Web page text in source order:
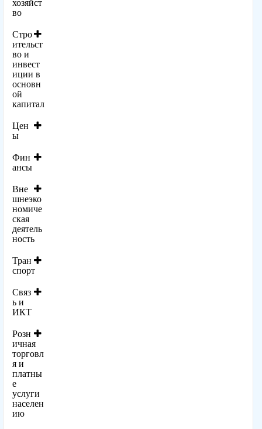
хозяйст
во
Стро
ительст
во и
инвест
иции в
основн
ой
капитал
Цен
ы
Фин
ансы
Вне
шнеэко
номиче
ская
деятель
ность
Тран
спорт
Связ
ь и
ИКТ
Розн
ичная
торговл
я и
платны
е
услуги
населен
ию